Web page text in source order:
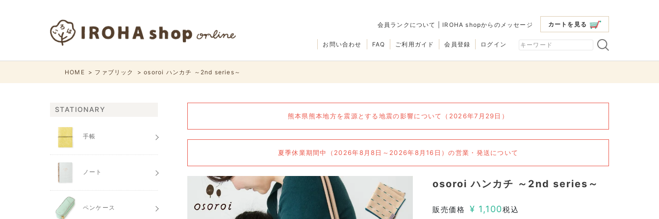
カートを見る
会員ランクについて IROHA shopからのメッセージ
会員登録 ログイン
ご利用ガイド
FAQ
お問い合わせ
HOME ファブリック osoroi ハンカチ ～2nd series～
熊本県熊本地方を震源とする地震の影響について（2026年7月29日）
夏季休業期間中（2026年8月8日～2026年8月16日）の営業・発送について
osoroi ハンカチ ～2nd series～
販売価格 ¥ 1,100税込
STATIONARY
手帳
ノート
ペンケース